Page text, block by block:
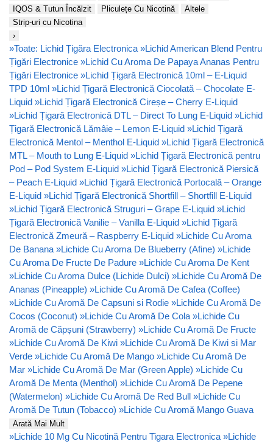
IQOS & Tutun Încălzit
Pliculețe Cu Nicotină
Altele
Strip-uri cu Nicotina
›
»Toate: Lichid Țigăra Electronica »Lichid American Blend Pentru
Țigări Electronice »Lichid Cu Aroma De Papaya Ananas Pentru
Țigări Electronice »Lichid Țigară Electronică 10ml – E-Liquid
TPD 10ml »Lichid Țigară Electronică Ciocolată – Chocolate E-
Liquid »Lichid Țigară Electronică Cireșe – Cherry E-Liquid
»Lichid Țigară Electronică DTL – Direct To Lung E-Liquid »Lichid
Țigară Electronică Lămâie – Lemon E-Liquid »Lichid Țigară
Electronică Mentol – Menthol E-Liquid »Lichid Țigară Electronică
MTL – Mouth to Lung E-Liquid »Lichid Țigară Electronică pentru
Pod – Pod System E-Liquid »Lichid Țigară Electronică Piersică
– Peach E-Liquid »Lichid Țigară Electronică Portocală – Orange
E-Liquid »Lichid Țigară Electronică Shortfill – Shortfill E-Liquid
»Lichid Țigară Electronică Struguri – Grape E-Liquid »Lichid
Țigară Electronică Vanilie – Vanilla E-Liquid »Lichid Țigară
Electronică Zmeură – Raspberry E-Liquid »Lichide Cu Aroma
De Banana »Lichide Cu Aroma De Blueberry (Afine) »Lichide
Cu Aroma De Fructe De Padure »Lichide Cu Aroma De Kent
»Lichide Cu Aroma Dulce (Lichide Dulci) »Lichide Cu Aromă De
Ananas (Pineapple) »Lichide Cu Aromă De Cafea (Coffee)
»Lichide Cu Aromă De Capsuni si Rodie »Lichide Cu Aromă De
Cocos (Coconut) »Lichide Cu Aromă De Cola »Lichide Cu
Aromă de Căpșuni (Strawberry) »Lichide Cu Aromă De Fructe
»Lichide Cu Aromă De Kiwi »Lichide Cu Aromă De Kiwi si Mar
Verde »Lichide Cu Aromă De Mango »Lichide Cu Aromă De
Mar »Lichide Cu Aromă De Mar (Green Apple) »Lichide Cu
Aromă De Menta (Menthol) »Lichide Cu Aromă De Pepene
(Watermelon) »Lichide Cu Aromă De Red Bull »Lichide Cu
Aromă De Tutun (Tobacco) »Lichide Cu Aromă Mango Guava
Arată Mai Mult
»Lichide 10 Mg Cu Nicotină Pentru Tigara Electronica »Lichide